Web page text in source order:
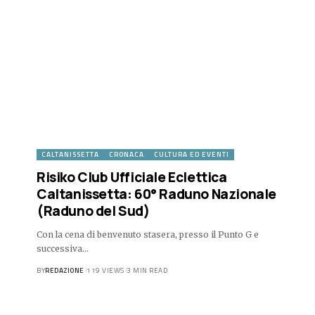
CALTANISSETTA CRONACA CULTURA ED EVENTI
Risiko Club Ufficiale Eclettica
Caltanissetta: 60° Raduno Nazionale
(Raduno del Sud)
Con la cena di benvenuto stasera, presso il Punto G e
successiva…
BYREDAZIONE 119 VIEWS 3 MIN READ